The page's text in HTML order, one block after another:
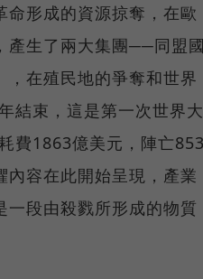
形成的資源掠奪，在歐
產生了兩大集團──同盟
，在殖民地的爭奪和世界
結束，這是第一次世界大
費1863億美元，陣亡
容在此開始呈現，產業
段由殺戮所形成的物質